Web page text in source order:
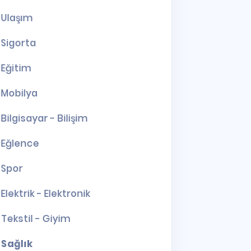
Ulaşım
Sigorta
Eğitim
Mobilya
Bilgisayar - Bilişim
Eğlence
Spor
Elektrik - Elektronik
Tekstil - Giyim
Sağlık